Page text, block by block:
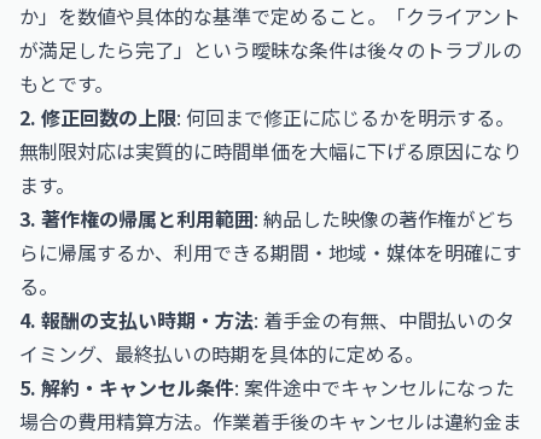
か」を数値や具体的な基準で定めること。「クライアント
が満足したら完了」という曖昧な条件は後々のトラブルの
もとです。
2. 修正回数の上限: 何回まで修正に応じるかを明示する。
無制限対応は実質的に時間単価を大幅に下げる原因になり
ます。
3. 著作権の帰属と利用範囲: 納品した映像の著作権がどち
らに帰属するか、利用できる期間・地域・媒体を明確にす
る。
4. 報酬の支払い時期・方法: 着手金の有無、中間払いのタ
イミング、最終払いの時期を具体的に定める。
5. 解約・キャンセル条件: 案件途中でキャンセルになった
場合の費用精算方法。作業着手後のキャンセルは違約金ま